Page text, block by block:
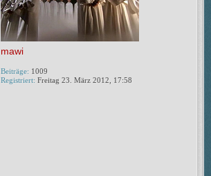
mawi
Beiträge: 1009
Registriert: Freitag 23. März 2012, 17:58